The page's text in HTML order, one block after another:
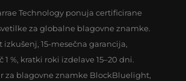
Technology ponuja certificirane
za globalne blagovne znamke.
izkušenj, 15-mesečna garancija,
1 %, kratki roki izdelave 15–20 dni.
za blagovne znamke BlockBluelight,